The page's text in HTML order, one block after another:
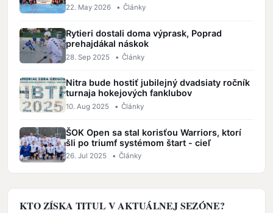
22. May 2026 • Články
Rytieri dostali doma výprask, Poprad
prehajdákal náskok
28. Sep 2025 • Články
Nitra bude hostiť jubilejný dvadsiaty ročník
turnaja hokejových fanklubov
10. Aug 2025 • Články
ŠOK Open sa stal korisťou Warriors, ktorí
šli po triumf systémom štart - cieľ
26. Jul 2025 • Články
KTO ZÍSKA TITUL V AKTUÁLNEJ SEZÓNE?